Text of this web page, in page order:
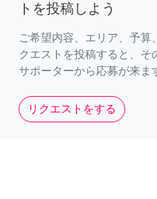
トを投稿しよう
ご希望内容、エリア、予算
クエストを投稿すると、そ
サポーターから応募が来ま
リクエストをする